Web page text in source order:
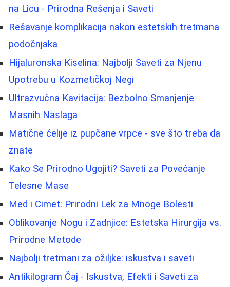
na Licu - Prirodna Rešenja i Saveti
Rešavanje komplikacija nakon estetskih tretmana
podočnjaka
Hijaluronska Kiselina: Najbolji Saveti za Njenu
Upotrebu u Kozmetičkoj Negi
Ultrazvučna Kavitacija: Bezbolno Smanjenje
Masnih Naslaga
Matične ćelije iz pupčane vrpce - sve što treba da
znate
Kako Se Prirodno Ugojiti? Saveti za Povećanje
Telesne Mase
Med i Cimet: Prirodni Lek za Mnoge Bolesti
Oblikovanje Nogu i Zadnjice: Estetska Hirurgija vs.
Prirodne Metode
Najbolji tretmani za ožiljke: iskustva i saveti
Antikilogram Čaj - Iskustva, Efekti i Saveti za